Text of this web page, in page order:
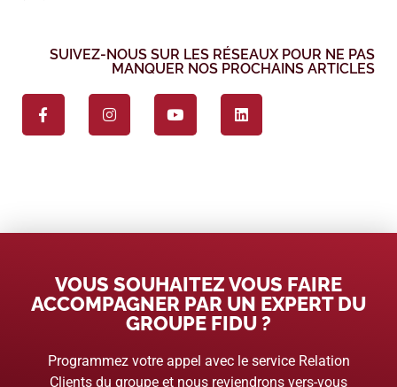
SUIVEZ-NOUS SUR LES RÉSEAUX POUR NE PAS
MANQUER NOS PROCHAINS ARTICLES
VOUS SOUHAITEZ VOUS FAIRE
ACCOMPAGNER PAR UN EXPERT DU
GROUPE FIDU ?
Programmez votre appel avec le service Relation
Clients du groupe et nous reviendrons vers-vous